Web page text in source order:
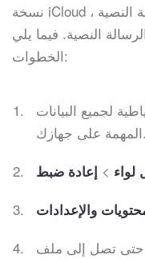
نسخة iCloud الاحتياطية أقدم من حذف الرسالة النصية ،
النصية. فيما يلي
الخطوات:
لجميع البيانات
المهمة على جهازك.
لواء > إعادة ضبط
والإعدادات
حتى تصل إلى ملف